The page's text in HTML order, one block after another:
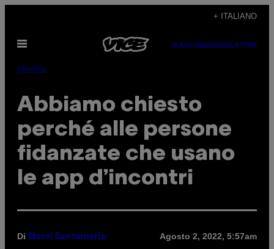
contenuto
+ ITALIANO
Apri
SUBSCRIBENEWSLETTER
Identità
Abbiamo chiesto
perché alle persone
fidanzate che usano
le app d’incontri
Di Marvi Santamaria Agosto 2, 2022, 5:57am